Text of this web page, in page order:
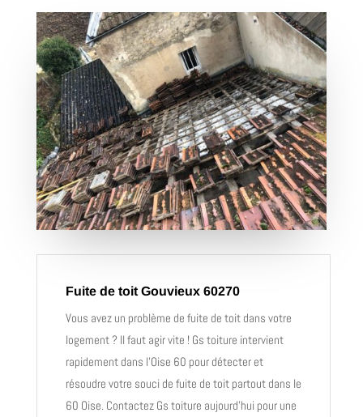
Fuite de toit Gouvieux 60270
Vous avez un problème de fuite de toit dans votre
logement ? Il faut agir vite ! Gs toiture intervient
rapidement dans l’Oise 60 pour détecter et
résoudre votre souci de fuite de toit partout dans le
60 Oise. Contactez Gs toiture aujourd’hui pour une